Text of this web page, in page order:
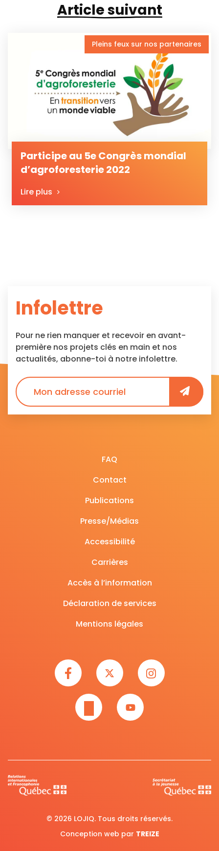
Article suivant
Pleins feux sur nos partenaires
Participe au 5e Congrès mondial
d’agroforesterie 2022
Lire plus
Infolettre
Pour ne rien manquer et recevoir en avant-
première nos projets clés en main et nos
actualités, abonne-toi à notre infolettre.
FAQ
Contact
Publications
Presse/Médias
Accessibilité
Carrières
Accès à l’information
Déclaration de services
Mentions légales
© 2026 LOJIQ. Tous droits réservés.
Conception web par TREIZE